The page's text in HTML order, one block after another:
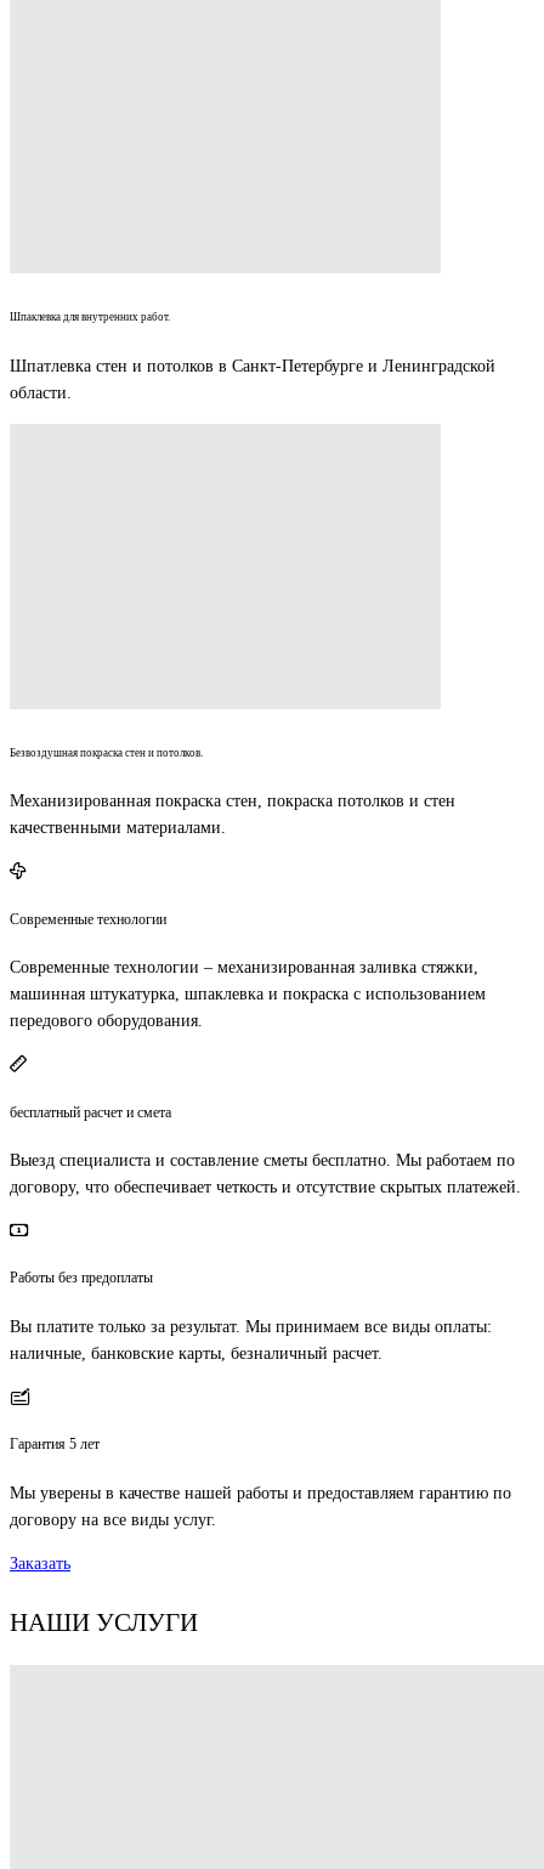
Шпаклевка для внутренних работ.
Шпатлевка стен и потолков в Санкт-Петербурге и Ленинградской
области.
Безвоздушная покраска стен и потолков.
Механизированная покраска стен, покраска потолков и стен
качественными материалами.
Современные технологии
Современные технологии – механизированная заливка стяжки,
машинная штукатурка, шпаклевка и покраска с использованием
передового оборудования.
бесплатный расчет и смета
Выезд специалиста и составление сметы бесплатно. Мы работаем по
договору, что обеспечивает четкость и отсутствие скрытых платежей.
Работы без предоплаты
Вы платите только за результат. Мы принимаем все виды оплаты:
наличные, банковские карты, безналичный расчет.
Гарантия 5 лет
Мы уверены в качестве нашей работы и предоставляем гарантию по
договору на все виды услуг.
Заказать
НАШИ УСЛУГИ